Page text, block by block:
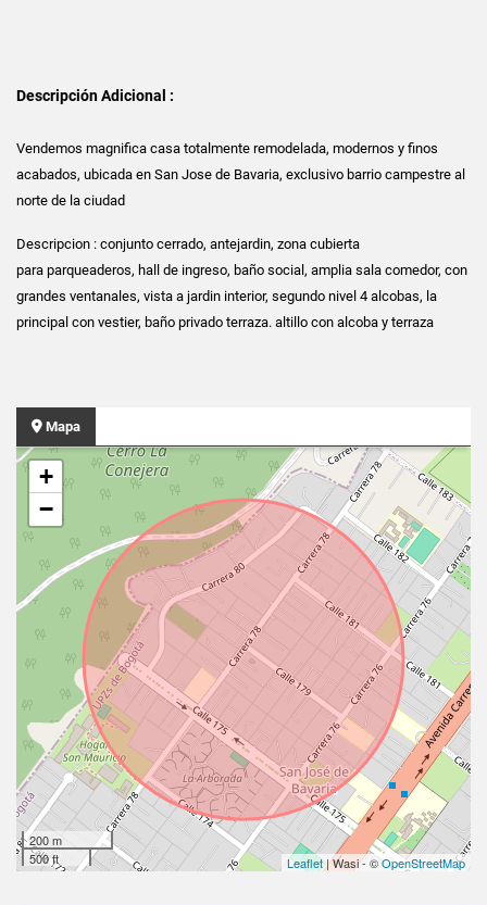
Descripción Adicional :
Vendemos magnifica casa totalmente remodelada, modernos y finos
acabados, ubicada en San Jose de Bavaria, exclusivo barrio campestre al
norte de la ciudad
Descripcion : conjunto cerrado, antejardin, zona cubierta
para parqueaderos, hall de ingreso, baño social, amplia sala comedor, con
grandes ventanales, vista a jardin interior, segundo nivel 4 alcobas, la
principal con vestier, baño privado terraza. altillo con alcoba y terraza
Mapa
+
−
200 m
500 ft
Leaflet| Wasi - ©OpenStreetMap